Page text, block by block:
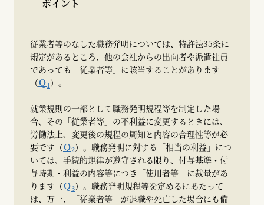
ポイント
従業者等のなした職務発明については、特許法35条に
規定があるところ、他の会社からの出向者や派遣社員
であっても「従業者等」に該当することがあります
（Ｑ1 ）。
就業規則の一部として職務発明規程等を制定した場
合、その「従業者等」の不利益に変更するときには、
労働法上、変更後の規程の周知と内容の合理性等が必
要です（Ｑ2）。職務発明に対する「相当の利益」につ
いては、手続的規律が遵守される限り、付与基準・付
与時期・利益の内容等につき「使用者等」に裁量があ
ります（Ｑ3）。職務発明規程等を定めるにあたって
は、万一、「従業者等」が退職や死亡した場合にも備